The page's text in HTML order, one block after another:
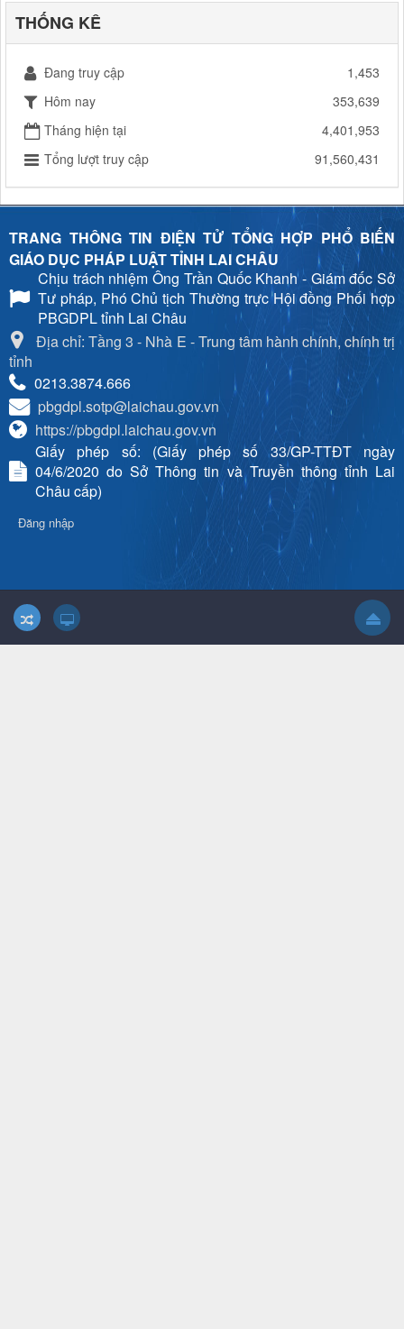
THỐNG KÊ
Đang truy cập
1,453
Hôm nay
353,639
Tháng hiện tại
4,401,953
Tổng lượt truy cập
91,560,431
TRANG THÔNG TIN ĐIỆN TỬ TỔNG HỢP PHỔ BIẾN
GIÁO DỤC PHÁP LUẬT TỈNH LAI CHÂU
Chịu trách nhiệmÔng Trần Quốc Khanh - Giám đốc Sở
Tư pháp, Phó Chủ tịch Thường trực Hội đồng Phối hợp
PBGDPL tỉnh Lai Châu
Địa chỉ: Tầng 3 - Nhà E - Trung tâm hành chính, chính trị
tỉnh
0213.3874.666
pbgdpl.sotp@laichau.gov.vn
https://pbgdpl.laichau.gov.vn
Giấy phép số: (Giấy phép số 33/GP-TTĐT ngày
04/6/2020 do Sở Thông tin và Truyền thông tỉnh Lai
Châu cấp)
Đăng nhập